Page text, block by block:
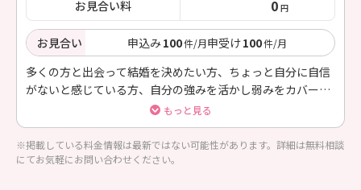
お見合い料 0 円
お見合い 申込み100件/月申受け100件/月
多くの方と出会って結婚を決めたい方、ちょっと自分に自信
がないと感じている方、自分の強みを活かし弱みをカバーし
たい方におススメのコース。入会から6カ月で成婚退会の方
に、50000円のお祝い金を贈ります。
もっと見る
※掲載している料金情報は最新ではない可能性があります。詳細は無料相談
にてお気軽にお問い合わせください。